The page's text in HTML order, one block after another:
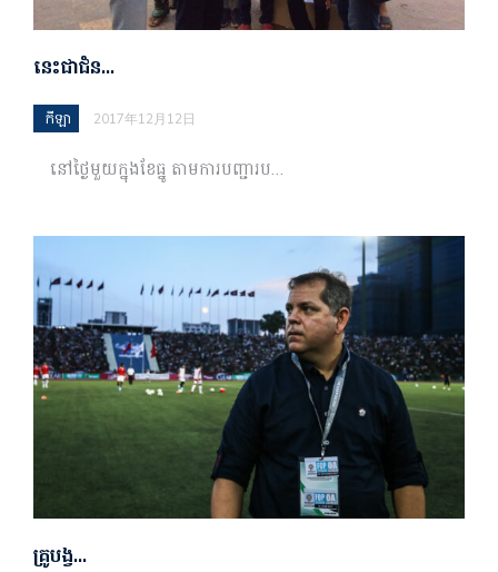
នេះជាជំន…
កីឡា 2017年12月12日
នៅថ្ងៃមួយក្នុងខែធ្នូ តាមការបញ្ជារប…
គ្រូបង្វ…